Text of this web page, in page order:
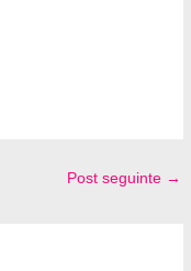
Post seguinte →